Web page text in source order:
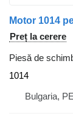
Motor 1014
Preț la cerere
Piesă de
1014
Bulgaria,